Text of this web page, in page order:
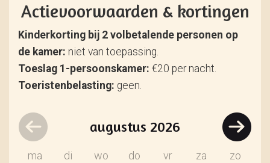
Actievoorwaarden & kortingen
Kinderkorting bij 2 volbetalende personen op
de kamer: niet van toepassing.
Toeslag 1-persoonskamer: €20 per nacht.
Toeristenbelasting: geen.
augustus 2026
ma di wo do vr za zo